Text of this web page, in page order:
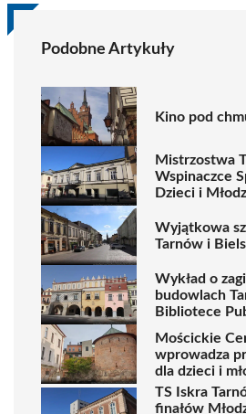
Podobne Artykuły
Kino pod
Mistrzostwa
Wspinaczce
Dzieci i
Wyjątkowa
Tarnów i
Wykład o
budowlach
Bibliotece
Mościckie
wprowadza
dla dzieci i
TS Iskra
finałów